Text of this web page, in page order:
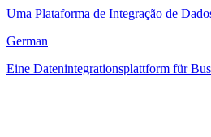
Uma Plataforma de Integração de
German
Eine Datenintegrationsplattform für